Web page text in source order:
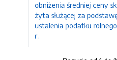
obniżenia średniej ceny
żyta służącej za
ustalenia podatku
r.